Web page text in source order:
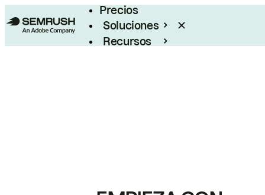
Precios
Soluciones
Recursos